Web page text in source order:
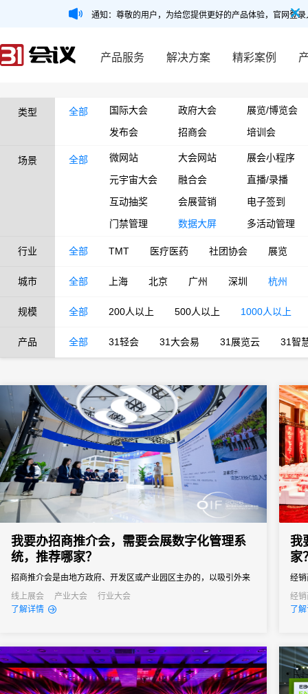
通知：尊敬的用户，为给您提供更好的产品体验，官网登
产品服务 解决方案 精彩案例
类型 全部 国际大会 政府大会
展览/博览会
发布会
招商会 培训会
场景 全部 微网站 大会网站
展会小程序
元宇宙大会
融合会
直播/录播
互动抽奖
会展营销
电子签到
门禁管理
数据大屏 多活动管理
行业 全部 TMT 医疗医药 社团协会 展览
城市 全部 上海 北京 广州 深圳 杭州
规模 全部 200人以上 500人以上 1000人以上
产品 全部 31轻会 31大会易 31展览云 31智
我要办招商推介会，需要会展数字化管理系
统，推荐哪家？
招商推介会是由地方政府、开发区或产业园区主办的，以吸引外来
投资、促进产业落地为核心目标的专题商务活动。参会客商涵盖世
界500强、行业龙头、投资机构和商会协会，单场活动潜在投资意
会务系统不...
线上展会 产业大会
行业大会
了解详情
我
家
经
品
解
业绩
经
了